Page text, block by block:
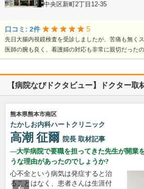
熊本県熊本市中央区新町2丁目12-35
口コミ: 2件 5
先日大腸内視鏡検査を受診しましたが、苦痛も無く
医師の腕も良く、看護婦の対応も非常に親切だった
【病院なびドクタビュー】ドクター取
熊本県熊本市南区
たかしお内科ハートクリニック
高潮 征爾 院長 取材記事
大学病院で要職を担ってきた先生が開業
うな理由があったのでしょうか?
心不全という病気は発症すると治
ることはなく、患者さんは生涯付